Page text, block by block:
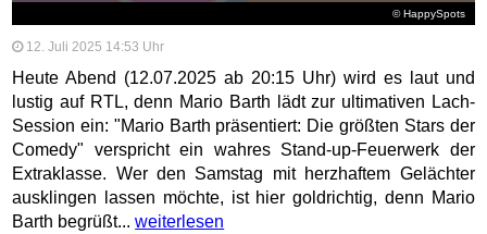
© HappySpots
12. Juli 2025 14:53 Uhr
Heute Abend (12.07.2025 ab 20:15 Uhr) wird es laut und
lustig auf RTL, denn Mario Barth lädt zur ultimativen Lach-
Session ein: "Mario Barth präsentiert: Die größten Stars der
Comedy" verspricht ein wahres Stand-up-Feuerwerk der
Extraklasse. Wer den Samstag mit herzhaftem Gelächter
ausklingen lassen möchte, ist hier goldrichtig, denn Mario
Barth begrüßt...weiterlesen